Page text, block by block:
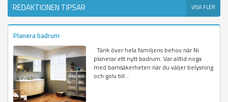
REDAKTIONEN TIPSAR VISA FLER
Planera badrum
Tänk över hela familjens behov när Ni
planerar ett nytt badrum. Var alltid noga
med barnsäkerheten när du väljer belysning
och golv till...